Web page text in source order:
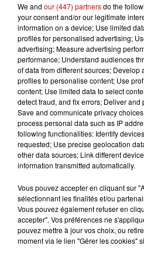
Gagnez
Musée du
Mans !
Alouette
Le Duel -
en jet ski !
We and our (447) partnersdo the
your consent and/or our legitimate
information on a device; Use limited
profiles for personalised advertising;
advertising; Measure advertising
performance; Understand audiences
of data from different sources; Develop
profiles to personalise content; Use
content; Use limited data to select
detect fraud, and fix errors; Deliver
Save and communicate privacy
process personal data such as IP
following functionalities: Identify
requested; Use precise geolocation
other data sources; Link different
information transmitted automatically.
Vous pouvez accepter en cliquant sur
sélectionnant les finalités et/ou
Vous pouvez également refuser en
accepter". Vos préférences ne
pouvez mettre à jour vos choix, ou
moment via le lien "Gérer les cookies"